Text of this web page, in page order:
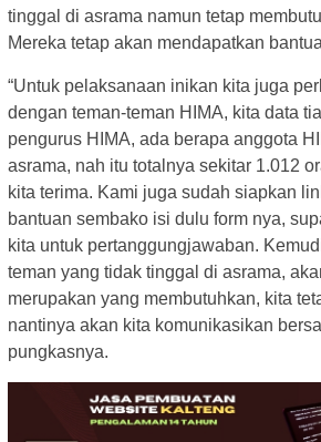
tinggal di asrama namun tetap
Mereka tetap akan mendapatkan
“Untuk pelaksanaan inikan kita juga
dengan teman-teman HIMA, kita data
pengurus HIMA, ada berapa anggota
asrama, nah itu totalnya sekitar 1.012
kita terima. Kami juga sudah siapkan
bantuan sembako isi dulu form nya,
kita untuk pertanggungjawaban.
teman yang tidak tinggal di asrama,
merupakan yang membutuhkan, kita
nantinya akan kita komunikasikan
pungkasnya.